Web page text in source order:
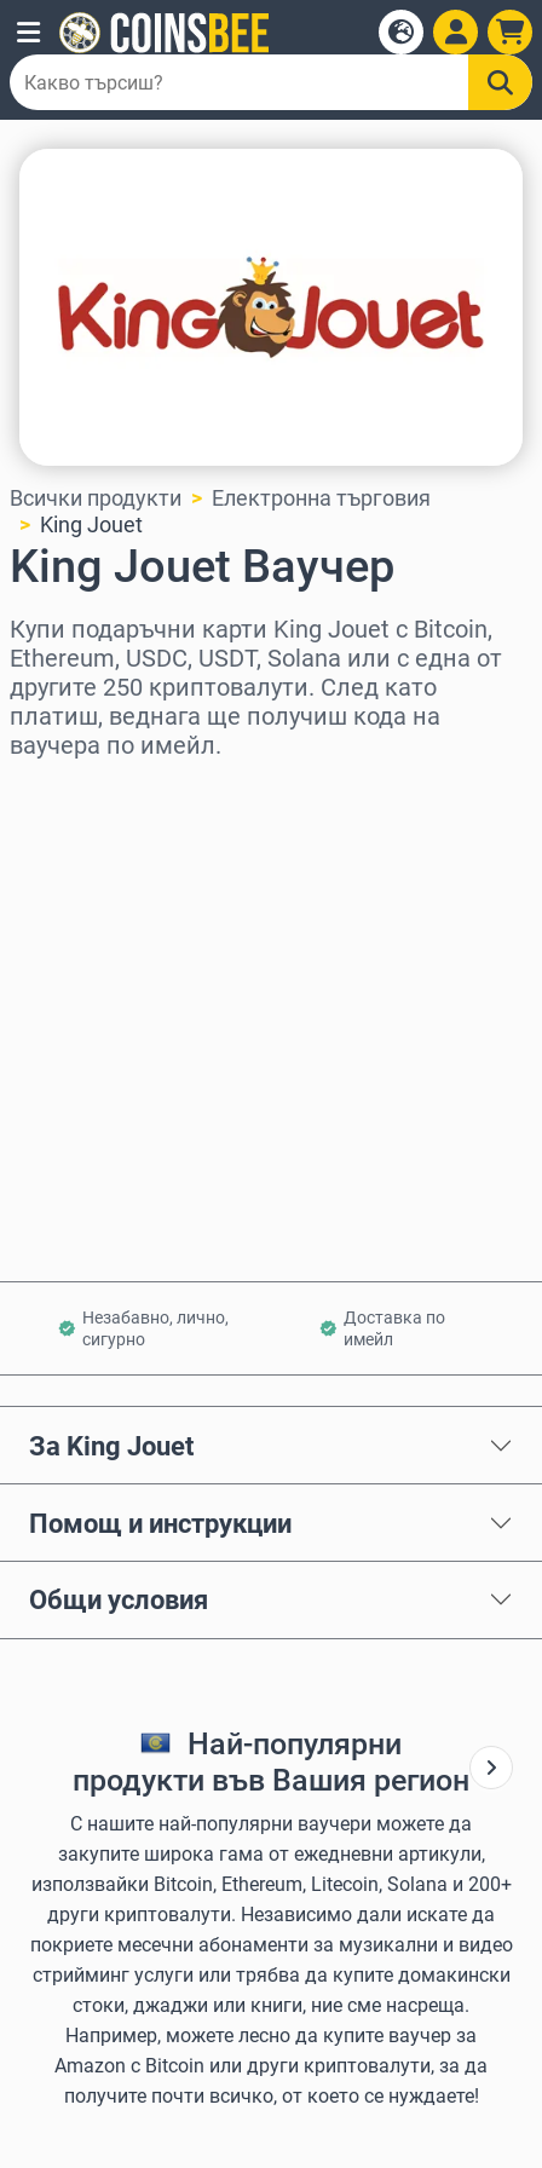
Всички продукти
Електронна търговия
King Jouet
King Jouet Ваучер
Купи подаръчни карти King Jouet с Bitcoin,
Ethereum, USDC, USDT, Solana или с една от
другите 250 криптовалути. След като
платиш, веднага ще получиш кода на
ваучера по имейл.
Незабавно, лично,
сигурно
Доставка по
имейл
За King Jouet
Помощ и инструкции
Общи условия
Най-популярни
продукти във Вашия регион
С нашите най-популярни ваучери можете да
закупите широка гама от ежедневни артикули,
използвайки Bitcoin, Ethereum, Litecoin, Solana и 200+
други криптовалути. Независимо дали искате да
покриете месечни абонаменти за музикални и видео
стрийминг услуги или трябва да купите домакински
стоки, джаджи или книги, ние сме насреща.
Например, можете лесно да купите ваучер за
Amazon с Bitcoin или други криптовалути, за да
получите почти всичко, от което се нуждаете!